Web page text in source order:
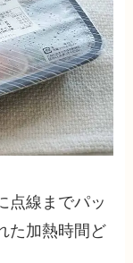
点線までパッ
た加熱時間ど